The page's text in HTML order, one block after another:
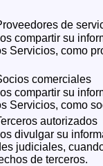
de
compartir su
Servicios, como
comerciales
compartir su
Servicios, como
autorizados
divulgar su
judiciales,
de terceros.